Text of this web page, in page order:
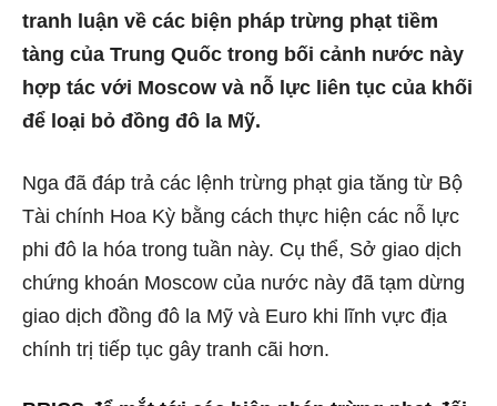
tranh luận về các biện pháp trừng phạt tiềm
tàng của Trung Quốc trong bối cảnh nước này
hợp tác với Moscow và nỗ lực liên tục của khối
để loại bỏ đồng đô la Mỹ.
Nga đã đáp trả các lệnh trừng phạt gia tăng từ Bộ
Tài chính Hoa Kỳ bằng cách thực hiện các nỗ lực
phi đô la hóa trong tuần này. Cụ thể, Sở giao dịch
chứng khoán Moscow của nước này đã tạm dừng
giao dịch đồng đô la Mỹ và Euro khi lĩnh vực địa
chính trị tiếp tục gây tranh cãi hơn.